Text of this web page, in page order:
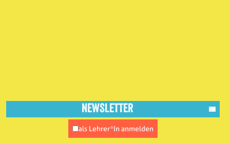
als Lehrer*In anmelden